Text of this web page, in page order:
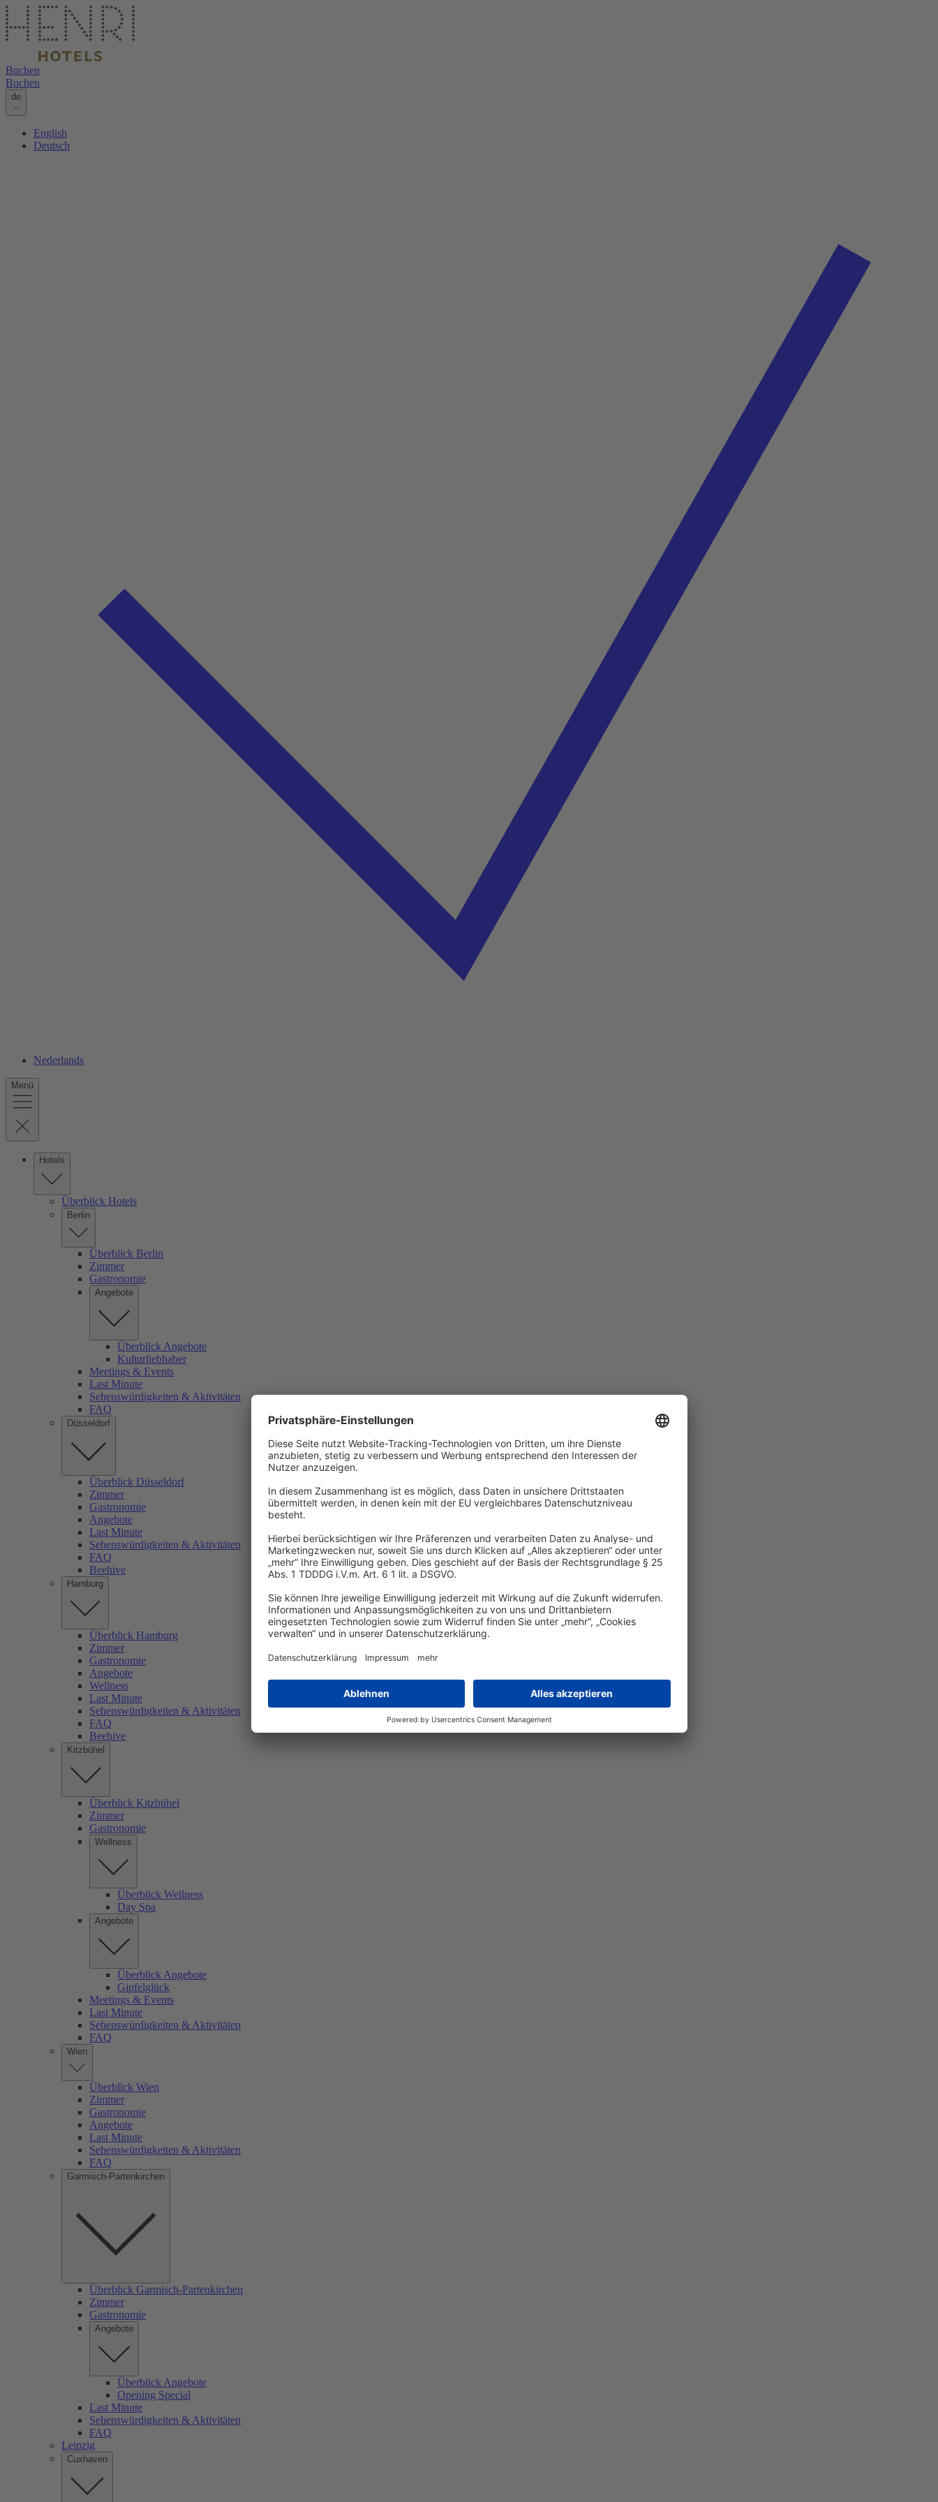
Buchen
Buchen
de
English
Deutsch
Nederlands
Menü
Hotels
Überblick Hotels
Berlin
Überblick Berlin
Zimmer
Gastronomie
Angebote
Überblick Angebote
Kulturliebhaber
Meetings & Events
Last Minute
Sehenswürdigkeiten & Aktivitäten
FAQ
Düsseldorf
Überblick Düsseldorf
Zimmer
Gastronomie
Angebote
Last Minute
Sehenswürdigkeiten & Aktivitäten
FAQ
Beehive
Hamburg
Überblick Hamburg
Zimmer
Gastronomie
Angebote
Wellness
Last Minute
Sehenswürdigkeiten & Aktivitäten
FAQ
Beehive
Kitzbühel
Überblick Kitzbühel
Zimmer
Gastronomie
Wellness
Überblick Wellness
Day Spa
Angebote
Überblick Angebote
Gipfelglück
Meetings & Events
Last Minute
Sehenswürdigkeiten & Aktivitäten
FAQ
Wien
Überblick Wien
Zimmer
Gastronomie
Angebote
Last Minute
Sehenswürdigkeiten & Aktivitäten
FAQ
Garmisch-Partenkirchen
Überblick Garmisch-Partenkirchen
Zimmer
Gastronomie
Angebote
Überblick Angebote
Opening Special
Last Minute
Sehenswürdigkeiten & Aktivitäten
FAQ
Leipzig
Cuxhaven